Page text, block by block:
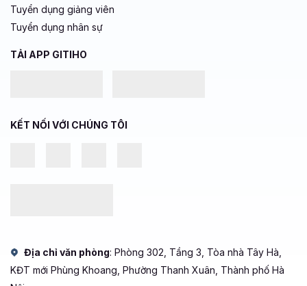
Tuyển dụng giảng viên
Tuyển dụng nhân sự
TẢI APP GITIHO
KẾT NỐI VỚI CHÚNG TÔI
Địa chỉ văn phòng: Phòng 302, Tầng 3, Tòa nhà Tây Hà,
KĐT mới Phùng Khoang, Phường Thanh Xuân, Thành phố Hà